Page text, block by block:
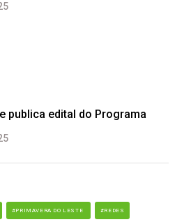
publica edital do Programa
#PRIMAVERA DO LESTE #REDES